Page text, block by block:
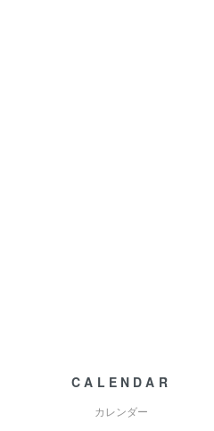
CALENDAR
カレンダー